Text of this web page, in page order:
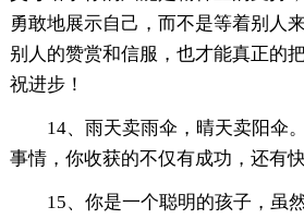
勇敢地展示自己，而不是等着别人
别人的赞赏和信服，也才能真正的
祝进步！
14、雨天卖雨伞，晴天卖阳伞
事情，你收获的不仅有成功，还有快
15、你是一个聪明的孩子，虽